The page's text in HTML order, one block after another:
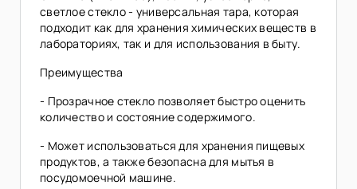
светлое стекло - универсальная тара, которая
подходит как для хранения химических веществ в
лабораториях, так и для использования в быту.
Преимущества
- Прозрачное стекло позволяет быстро оценить
количество и состояние содержимого.
- Может использоваться для хранения пищевых
продуктов, а также безопасна для мытья в
посудомоечной машине.